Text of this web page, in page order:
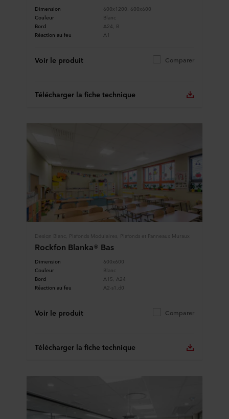
Dimension
600x1200, 600x600
Couleur
Blanc
Bord
A24, B
Réaction au feu
A1
Voir le produit Comparer
Télécharger la fiche technique
Design Blanc, Plafonds Modulaires, Plafonds et Panneaux Muraux
Rockfon Blanka® Bas
Dimension
600x600
Couleur
Blanc
Bord
A15, A24
Réaction au feu
A2-s1,d0
Voir le produit Comparer
Télécharger la fiche technique